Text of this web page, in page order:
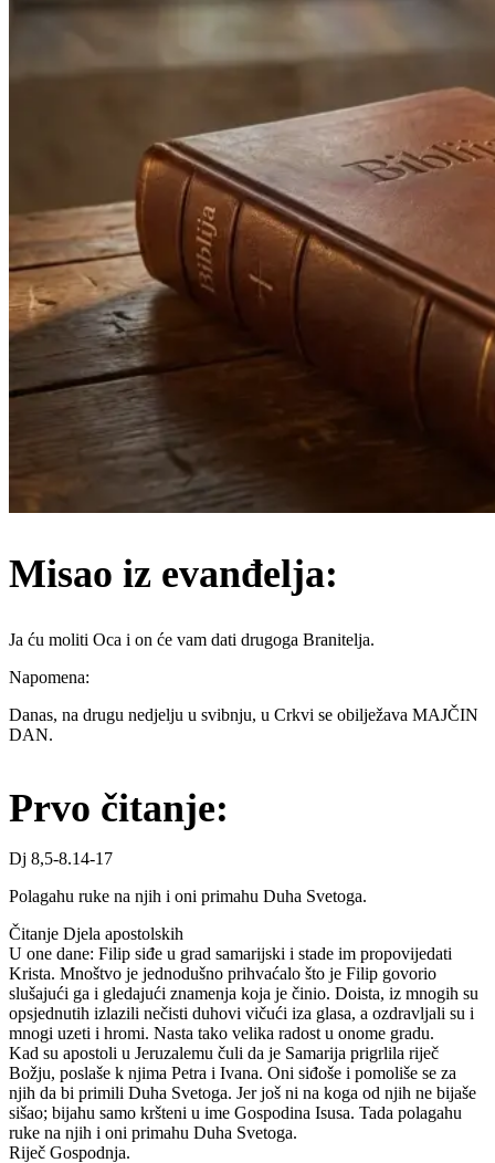
Misao iz evanđelja:
Ja ću moliti Oca i on će vam dati drugoga Branitelja.
Napomena:
Danas, na drugu nedjelju u svibnju, u Crkvi se obilježava MAJČIN
DAN.
Prvo čitanje:
Dj 8,5-8.14-17
Polagahu ruke na njih i oni primahu Duha Svetoga.
Čitanje Djela apostolskih
U one dane: Filip siđe u grad samarijski i stade im propovijedati
Krista. Mnoštvo je jednodušno prihvaćalo što je Filip govorio
slušajući ga i gledajući znamenja koja je činio. Doista, iz mnogih su
opsjednutih izlazili nečisti duhovi vičući iza glasa, a ozdravljali su i
mnogi uzeti i hromi. Nasta tako velika radost u onome gradu.
Kad su apostoli u Jeruzalemu čuli da je Samarija prigrlila riječ
Božju, poslaše k njima Petra i Ivana. Oni siđoše i pomoliše se za
njih da bi primili Duha Svetoga. Jer još ni na koga od njih ne bijaše
sišao; bijahu samo kršteni u ime Gospodina Isusa. Tada polagahu
ruke na njih i oni primahu Duha Svetoga.
Riječ Gospodnja.